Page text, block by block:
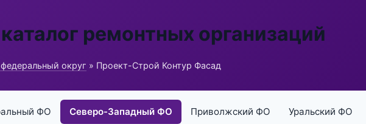
ремонтных организаций
округ » Проект-Строй Контур Фасад
ФО Северо-Западный ФО Приволжский ФО Уральский ФО